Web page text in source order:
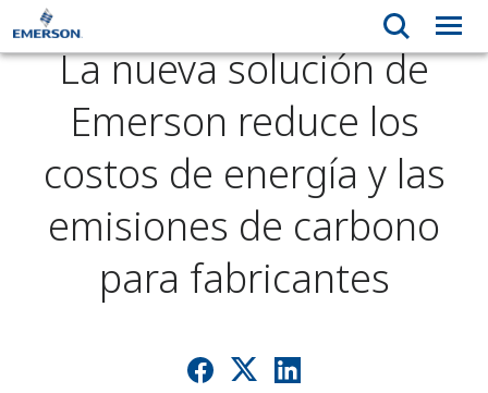
La nueva solución de
Emerson reduce los
costos de energía y las
emisiones de carbono
para fabricantes